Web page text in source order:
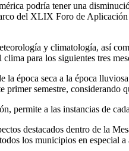
podría tener una
del XLIX Foro de Aplicación
y climatología, así
clima para los siguientes tres
la época seca a la época
primer semestre, considerando
permite a las instancias de
destacados dentro de la
los municipios en especial